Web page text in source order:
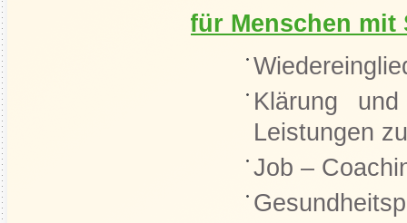
für Menschen
Klärung
Leistungen
Job –